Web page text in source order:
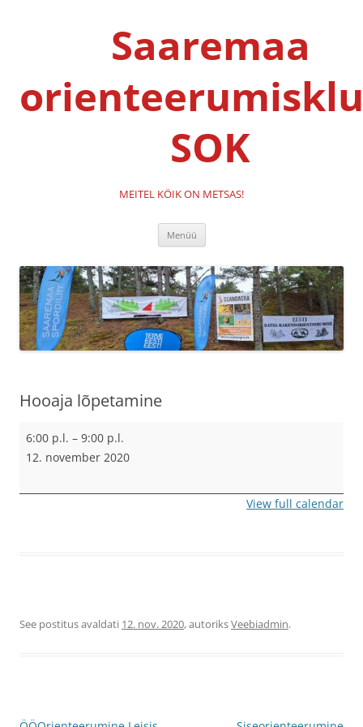
Saaremaa
SOK
MEITEL KÖIK ON METSAS!
Menüü
Hooaja lõpetamine
Hooaja
lõpetamine
6:00 p.l. – 9:00 p.l.
12. november 2020
View full calendar
See postitus avaldati 12. nov. 2020, autoriksVeebiadmin.